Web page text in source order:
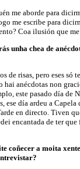
me aborde para
me escribe para
Coa ilusión que
unha chea de
de risas, pero eses só
anécdotas non
este pasado día de
ese día ardeu a Capela
en directo. Tiven
encantada de ter
coñecer a moita